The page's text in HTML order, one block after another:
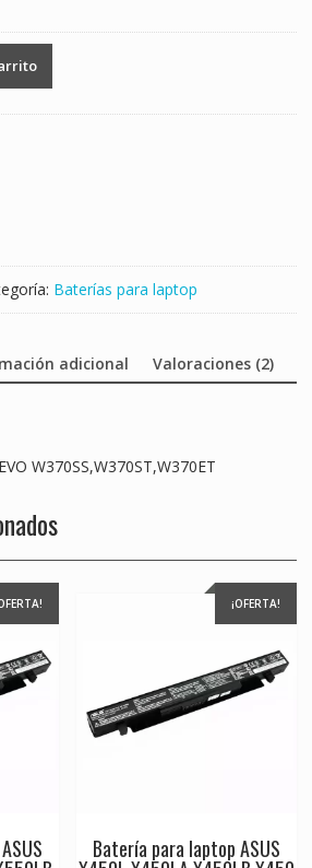
Baterías para laptop
adicional Valoraciones (2)
W370SS,W370ST,W370ET
¡OFERTA!
Batería para laptop ASUS